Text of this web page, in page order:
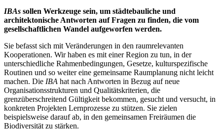
IBAs sollen Werkzeuge sein, um städtebauliche und
architektonische Antworten auf Fragen zu finden, die vom
gesellschaftlichen Wandel aufgeworfen werden.
Sie befasst sich mit Veränderungen in den raumrelevanten
Kooperationen. Wir haben es mit einer Region zu tun, in der
unterschiedliche Rahmenbedingungen, Gesetze, kulturspezifische
Routinen und so weiter eine gemeinsame Raumplanung nicht leicht
machen. Die IBA hat nach Antworten in Bezug auf neue
Organisationsstrukturen und Qualitätskriterien, die
grenzüberschreitend Gültigkeit bekommen, gesucht und versucht, in
konkreten Projekten Lernprozesse zu stützen. Sie zielen
beispielsweise darauf ab, in den gemeinsamen Freiräumen die
Biodiversität zu stärken.